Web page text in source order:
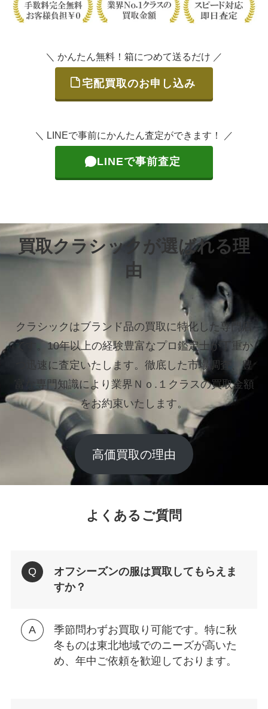
＼ かんたん無料！箱につめて送るだけ ／
宅配買取のお申し込み
＼ LINEで事前にかんたん査定ができます！ ／
LINEで事前査定
買取クラシックが選ばれる理
由
クラシックはブランド品の買取に特化した専門店
です。10年以上の経験豊富なプロ鑑定士が丁重か
つ迅速に査定いたします。 徹底した市場調査、豊
富な専門知識により業界Ｎｏ.１クラスの買取金額
をお約束いたします。
高価買取の理由
よくあるご質問
オフシーズンの服は買取してもらえま
すか？
季節問わずお買取り可能です。特に秋
冬ものは東北地域でのニーズが高いた
め、年中ご依頼を歓迎しております。